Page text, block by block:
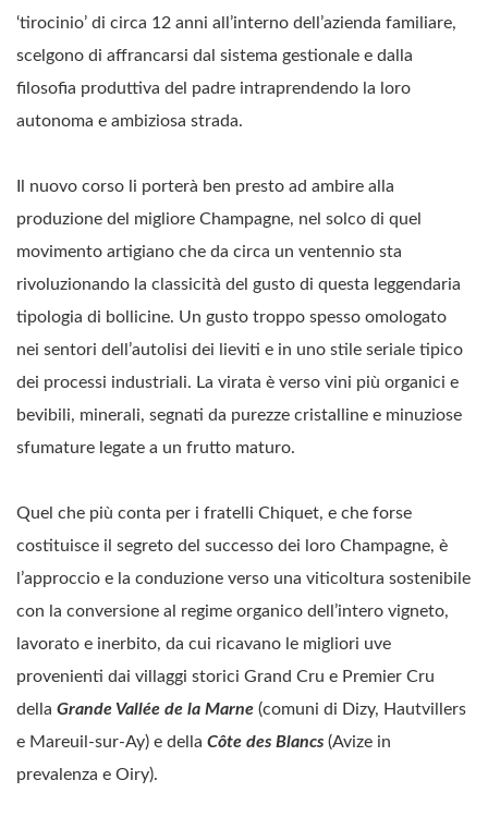
‘tirocinio’ di circa 12 anni all’interno dell’azienda familiare,
scelgono di affrancarsi dal sistema gestionale e dalla
filosofia produttiva del padre intraprendendo la loro
autonoma e ambiziosa strada.
Il nuovo corso li porterà ben presto ad ambire alla
produzione del migliore Champagne, nel solco di quel
movimento artigiano che da circa un ventennio sta
rivoluzionando la classicità del gusto di questa leggendaria
tipologia di bollicine. Un gusto troppo spesso omologato
nei sentori dell’autolisi dei lieviti e in uno stile seriale tipico
dei processi industriali. La virata è verso vini più organici e
bevibili, minerali, segnati da purezze cristalline e minuziose
sfumature legate a un frutto maturo.
Quel che più conta per i fratelli Chiquet, e che forse
costituisce il segreto del successo dei loro Champagne, è
l’approccio e la conduzione verso una viticoltura sostenibile
con la conversione al regime organico dell’intero vigneto,
lavorato e inerbito, da cui ricavano le migliori uve
provenienti dai villaggi storici Grand Cru e Premier Cru
della Grande Vallée de la Marne (comuni di Dizy, Hautvillers
e Mareuil-sur-Ay) e della Côte des Blancs (Avize in
prevalenza e Oiry).